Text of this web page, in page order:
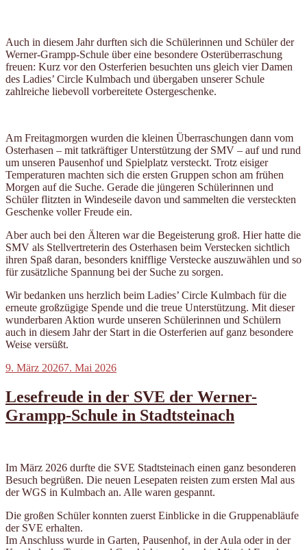
Auch in diesem Jahr durften sich die Schülerinnen und Schüler der
Werner-Grampp-Schule über eine besondere Osterüberraschung
freuen: Kurz vor den Osterferien besuchten uns gleich vier Damen
des Ladies’ Circle Kulmbach und übergaben unserer Schule
zahlreiche liebevoll vorbereitete Ostergeschenke.
Am Freitagmorgen wurden die kleinen Überraschungen dann vom
Osterhasen – mit tatkräftiger Unterstützung der SMV – auf und rund
um unseren Pausenhof und Spielplatz versteckt. Trotz eisiger
Temperaturen machten sich die ersten Gruppen schon am frühen
Morgen auf die Suche. Gerade die jüngeren Schülerinnen und
Schüler flitzten in Windeseile davon und sammelten die versteckten
Geschenke voller Freude ein.
Aber auch bei den Älteren war die Begeisterung groß. Hier hatte die
SMV als Stellvertreterin des Osterhasen beim Verstecken sichtlich
ihren Spaß daran, besonders knifflige Verstecke auszuwählen und so
für zusätzliche Spannung bei der Suche zu sorgen.
Wir bedanken uns herzlich beim Ladies’ Circle Kulmbach für die
erneute großzügige Spende und die treue Unterstützung. Mit dieser
wunderbaren Aktion wurde unseren Schülerinnen und Schülern
auch in diesem Jahr der Start in die Osterferien auf ganz besondere
Weise versüßt.
Veröffentlicht
9. März 20267. Mai 2026
Lesefreude in der SVE der Werner-
Grampp-Schule in Stadtsteinach
Im März 2026 durfte die SVE Stadtsteinach einen ganz besonderen
Besuch begrüßen. Die neuen Lesepaten reisten zum ersten Mal aus
der WGS in Kulmbach an. Alle waren gespannt.
Die großen Schüler konnten zuerst Einblicke in die Gruppenabläufe
der SVE erhalten.
Im Anschluss wurde in Garten, Pausenhof, in der Aula oder in der